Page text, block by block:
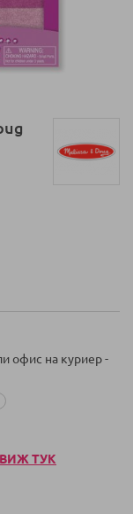
офис на куриер -
ВИЖ ТУК